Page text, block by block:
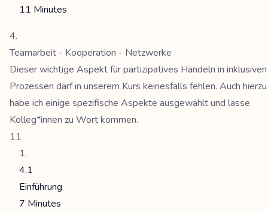
11 Minutes
Teamarbeit - Kooperation - Netzwerke
Dieser wichtige Aspekt für partizipatives Handeln in inklusiven
Prozessen darf in unserem Kurs keinesfalls fehlen. Auch hierzu
habe ich einige spezifische Aspekte ausgewählt und lasse
Kolleg*innen zu Wort kommen.
11
4.1
Einführung
7 Minutes